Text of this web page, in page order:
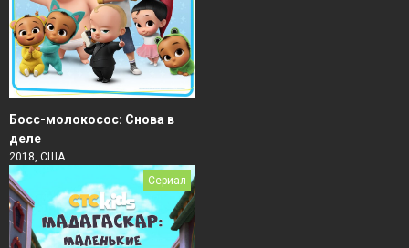
Босс-молокосос: Снова в
деле
2018, США
Сериал